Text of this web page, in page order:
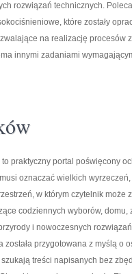
rozwiązań technicznych.
które zostały
na realizację procesów
innymi zadaniami
to praktyczny portal poświęcony
oznaczać wielkich
w którym czytelnik może
codziennych wyborów,
i nowoczesnych
została przygotowana z myślą o
treści napisanych bez